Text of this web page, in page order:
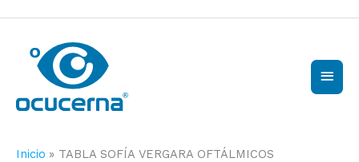
Inicio TABLA SOFÍA VERGARA OFTÁLMICOS